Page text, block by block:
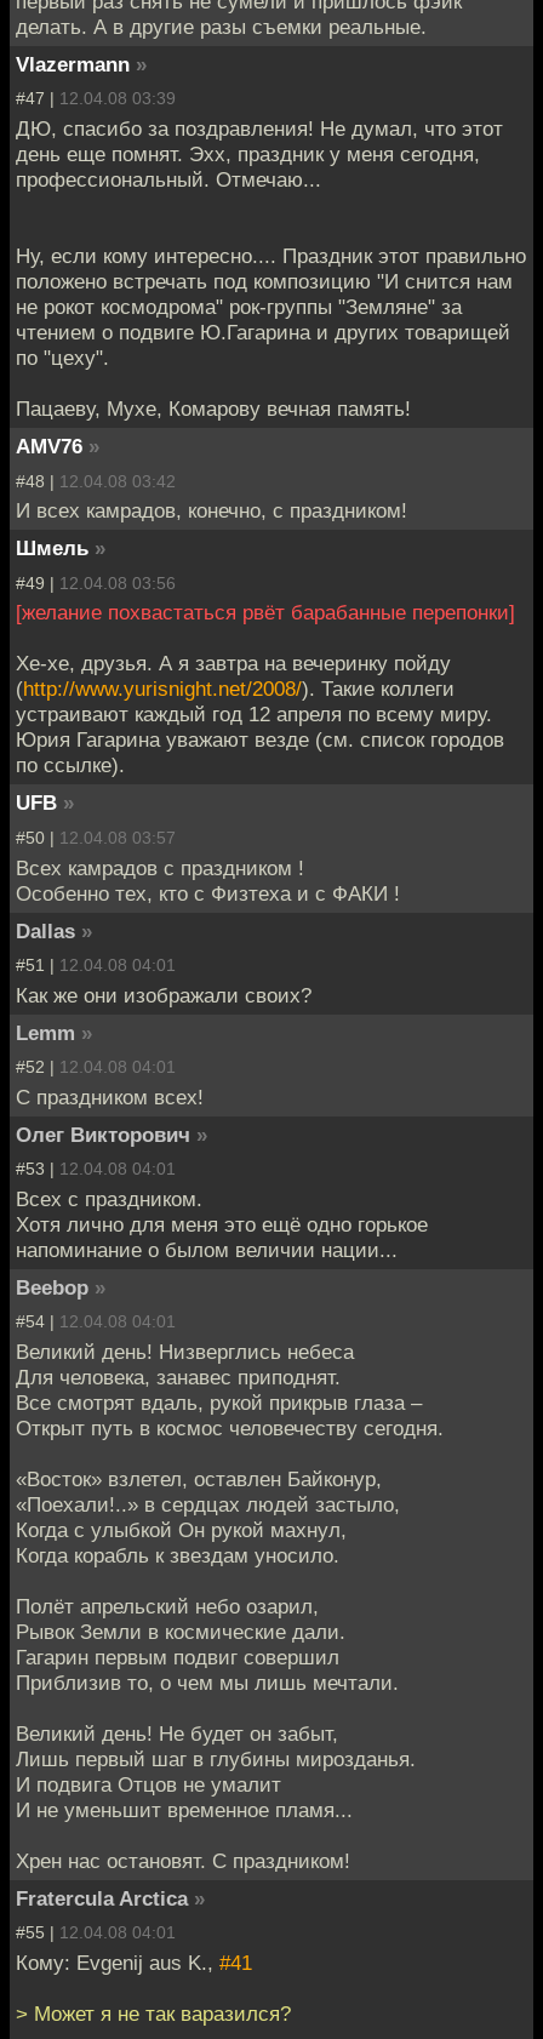
делать. А в другие разы съемки реальные.
Vlazermann »
#47 | 12.04.08 03:39
ДЮ, спасибо за поздравления! Не думал, что этот
день еще помнят. Эхх, праздник у меня сегодня,
профессиональный. Отмечаю...
Ну, если кому интересно.... Праздник этот правильно
положено встречать под композицию "И снится нам
не рокот космодрома" рок-группы "Земляне" за
чтением о подвиге Ю.Гагарина и других товарищей
по "цеху".
Пацаеву, Мухе, Комарову вечная память!
AMV76 »
#48 | 12.04.08 03:42
И всех камрадов, конечно, с праздником!
Шмель »
#49 | 12.04.08 03:56
[желание похвастаться рвёт барабанные перепонки]
Хе-хе, друзья. А я завтра на вечеринку пойду
(http://www.yurisnight.net/2008/). Такие коллеги
устраивают каждый год 12 апреля по всему миру.
Юрия Гагарина уважают везде (см. список городов
по ссылке).
UFB »
#50 | 12.04.08 03:57
Всех камрадов с праздником !
Особенно тех, кто с Физтеха и с ФАКИ !
Dallas »
#51 | 12.04.08 04:01
Как же они изображали своих?
Lemm »
#52 | 12.04.08 04:01
С праздником всех!
Олег Викторович »
#53 | 12.04.08 04:01
Всех с праздником.
Хотя лично для меня это ещё одно горькое
напоминание о былом величии нации...
Beebop »
#54 | 12.04.08 04:01
Великий день! Низверглись небеса
Для человека, занавес приподнят.
Все смотрят вдаль, рукой прикрыв глаза –
Открыт путь в космос человечеству сегодня.
«Восток» взлетел, оставлен Байконур,
«Поехали!..» в сердцах людей застыло,
Когда с улыбкой Он рукой махнул,
Когда корабль к звездам уносило.
Полёт апрельский небо озарил,
Рывок Земли в космические дали.
Гагарин первым подвиг совершил
Приблизив то, о чем мы лишь мечтали.
Великий день! Не будет он забыт,
Лишь первый шаг в глубины мирозданья.
И подвига Отцов не умалит
И не уменьшит временное пламя...
Хрен нас остановят. С праздником!
Fratercula Arctica »
#55 | 12.04.08 04:01
Кому: Evgenij aus K., #41
> Может я не так варазился?